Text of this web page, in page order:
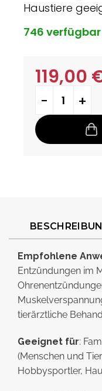
Haustiere
746 verfügbar
119,00
Empfohlene
Entzündungen im
tierärztliche
Geeignet für:
(Menschen und
Hobbysportler,